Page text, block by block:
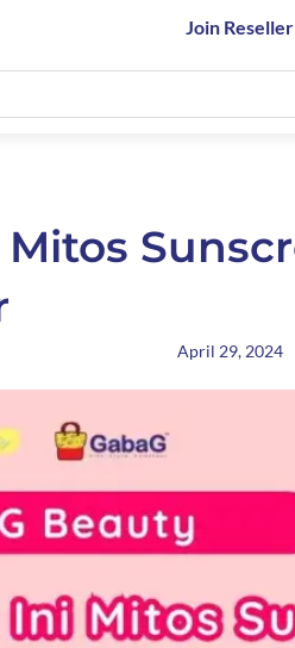
Join Reseller
April 29, 2024